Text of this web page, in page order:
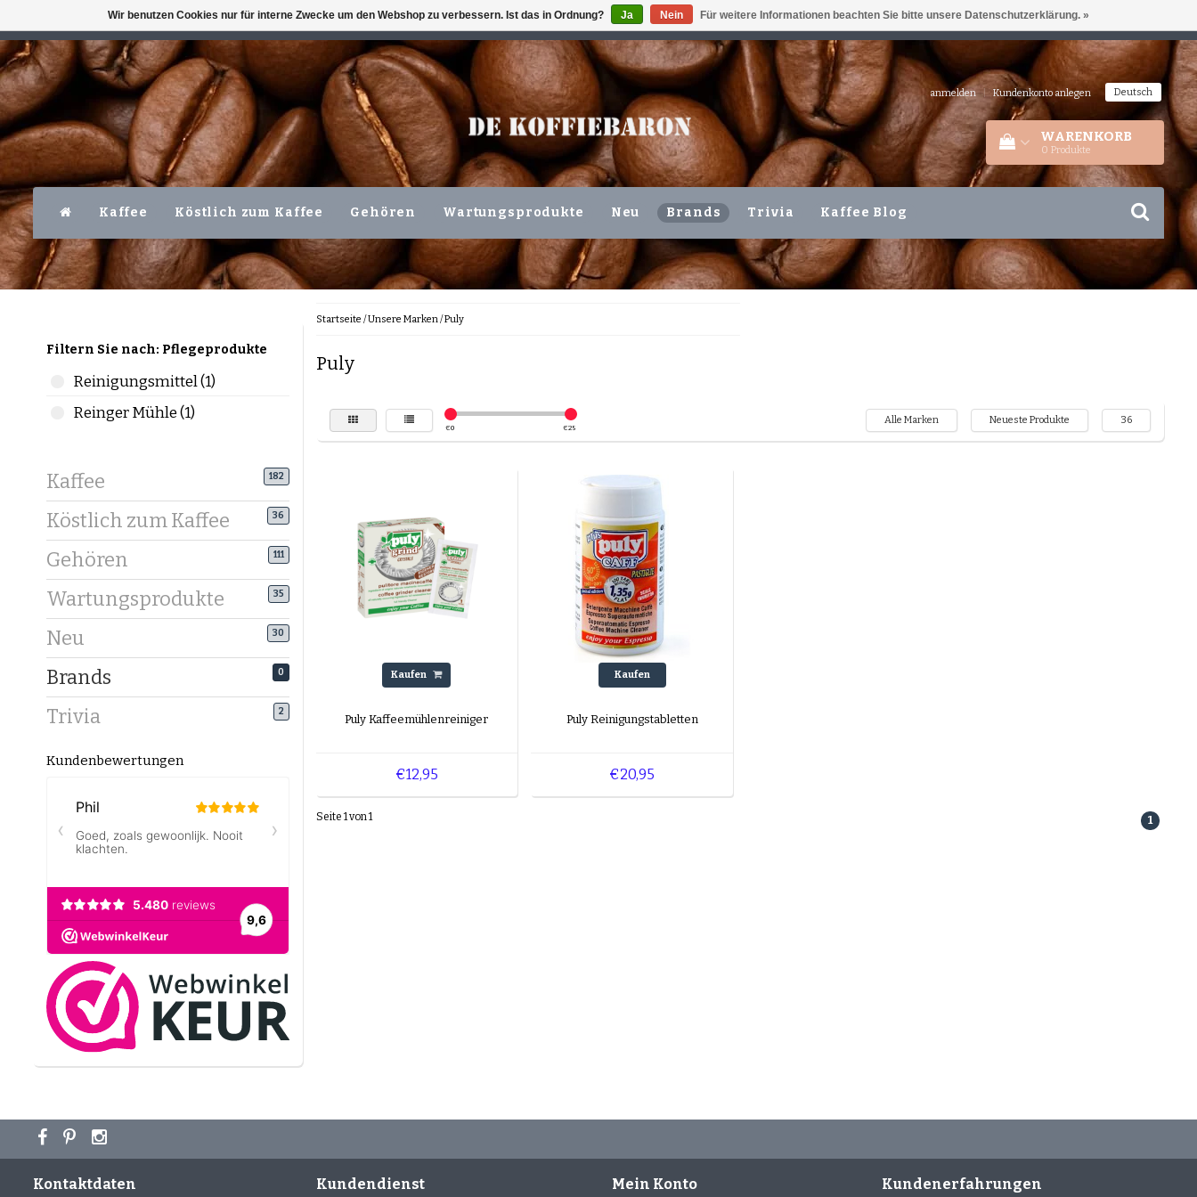
VERFÜGBAR MO-FR VOR 16 UHR LEVERING VOLGENDE WERKDAG !!! ODER ABHOLUNG IN DEN NIEDERLANDEN +31 180 44 8008
anmelden | Kundenkonto anlegen Deutsch
WARENKORB
0 Produkte
Kaffee Köstlich zum Kaffee Gehören Wartungsprodukte Neu Brands Trivia Kaffee Blog
Filtern Sie nach: Pflegeprodukte
Reinigungsmittel (1)
Reinger Mühle (1)
Kaffee 182
Köstlich zum Kaffee 36
Gehören 111
Wartungsprodukte 35
Neu 30
Brands 0
Trivia 2
Kundenbewertungen
Startseite /Unsere Marken/Puly
Puly
€0 €25
Alle Marken Neueste Produkte 36
Kaufen
Puly Kaffeemühlenreiniger
€12,95
Kaufen
Puly Reinigungstabletten
€20,95
Seite 1 von 1 1
Kontaktdaten Kundendienst Mein Konto Kundenerfahrungen
Wir benutzen Cookies nur für interne Zwecke um den Webshop zu verbessern. Ist das in Ordnung? Ja Nein Für weitere Informationen beachten Sie bitte unsere Datenschutzerklärung. »